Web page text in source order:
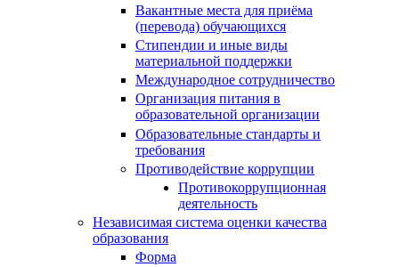
Вакантные места для приёма
(перевода) обучающихся
Стипендии и иные виды
материальной поддержки
Международное сотрудничество
Организация питания в
образовательной организации
Образовательные стандарты и
требования
Противодействие коррупции
Противокоррупционная
деятельность
Независимая система оценки качества
образования
Форма